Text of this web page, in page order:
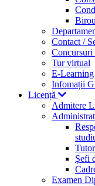
Contact /
Concursuri
Tur virtual
E-Learning
Infomații
Licență
Admitere
Şefi
Examen